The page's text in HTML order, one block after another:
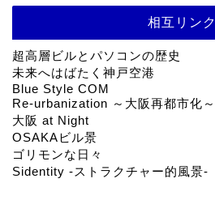
相互リンク
超高層ビルとパソコンの歴史
未来へはばたく神戸空港
Blue Style COM
Re-urbanization ～大阪再都市化～
大阪 at Night
OSAKAビル景
ゴリモンな日々
Sidentity -ストラクチャー的風景-